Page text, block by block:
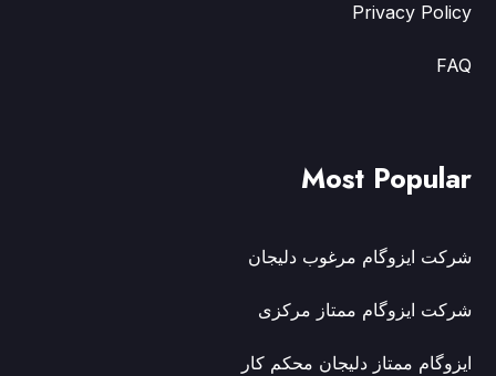
Privacy Policy
FAQ
Most Popular
شرکت ایزوگام مرغوب دلیجان
شرکت ایزوگام ممتاز مرکزی
ایزوگام ممتاز دلیجان محکم کار